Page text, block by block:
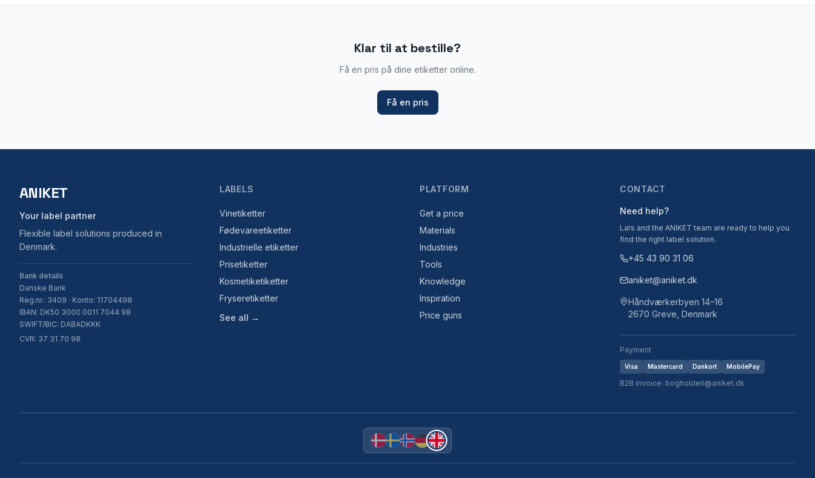
Klar til at bestille?
Få en pris på dine etiketter online.
Få en pris
ANIKET
Your label partner
Flexible label solutions produced in
Denmark.
Bank details
Danske Bank
Reg.nr.: 3409 · Konto: 11704498
IBAN: DK50 3000 0011 7044 98
SWIFT/BIC: DABADKKK
CVR: 37 31 70 98
LABELS
Vinetiketter
Fødevareetiketter
Industrielle etiketter
Prisetiketter
Kosmetiketiketter
Fryseretiketter
See all →
PLATFORM
Get a price
Materials
Industries
Tools
Knowledge
Inspiration
Price guns
CONTACT
Need help?
Lars and the ANIKET team are ready to help you
find the right label solution.
+45 43 90 31 06
aniket@aniket.dk
Håndværkerbyen 14–16
2670 Greve, Denmark
Payment
Visa Mastercard Dankort MobilePay
B2B invoice: bogholderi@aniket.dk